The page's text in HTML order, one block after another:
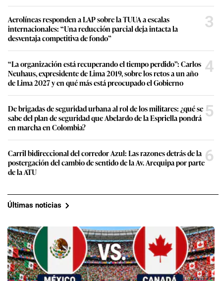
Aerolíneas responden a LAP sobre la TUUA a escalas
internacionales: “Una reducción parcial deja intacta la
desventaja competitiva de fondo”
3
“La organización está recuperando el tiempo perdido”: Carlos
Neuhaus, expresidente de Lima 2019, sobre los retos a un año
de Lima 2027 y en qué más está preocupado el Gobierno
4
De brigadas de seguridad urbana al rol de los militares: ¿qué se
sabe del plan de seguridad que Abelardo de la Espriella pondrá
en marcha en Colombia?
5
Carril bidireccional del corredor Azul: Las razones detrás de la
postergación del cambio de sentido de la Av. Arequipa por parte
de la ATU
6
Últimas noticias